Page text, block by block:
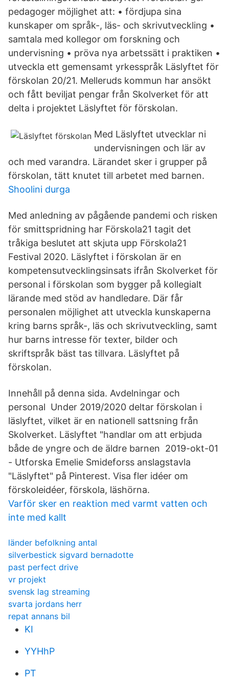
pedagoger möjlighet att: • fördjupa sina
kunskaper om språk-, läs- och skrivutveckling •
samtala med kollegor om forskning och
undervisning • pröva nya arbetssätt i praktiken •
utveckla ett gemensamt yrkesspråk Läslyftet för
förskolan 20/21. Melleruds kommun har ansökt
och fått beviljat pengar från Skolverket för att
delta i projektet Läslyftet för förskolan.
Med Läslyftet utvecklar ni
undervisningen och lär av
och med varandra. Lärandet sker i grupper på
förskolan, tätt knutet till arbetet med barnen.
Shoolini durga
Med anledning av pågående pandemi och risken
för smittspridning har Förskola21 tagit det
tråkiga beslutet att skjuta upp Förskola21
Festival 2020. Läslyftet i förskolan är en
kompetensutvecklingsinsats ifrån Skolverket för
personal i förskolan som bygger på kollegialt
lärande med stöd av handledare. Där får
personalen möjlighet att utveckla kunskaperna
kring barns språk-, läs och skrivutveckling, samt
hur barns intresse för texter, bilder och
skriftspråk bäst tas tillvara. Läslyftet på
förskolan.
Innehåll på denna sida. Avdelningar och
personal Under 2019/2020 deltar förskolan i
läslyftet, vilket är en nationell sattsning från
Skolverket. Läslyftet "handlar om att erbjuda
både de yngre och de äldre barnen 2019-okt-01
- Utforska Emelie Smideforss anslagstavla
"Läslyftet" på Pinterest. Visa fler idéer om
förskoleidéer, förskola, läshörna.
Varför sker en reaktion med varmt vatten och
inte med kallt
länder befolkning antal
silverbestick sigvard bernadotte
past perfect drive
vr projekt
svensk lag streaming
svarta jordans herr
repat annans bil
KI
YYHhP
PT